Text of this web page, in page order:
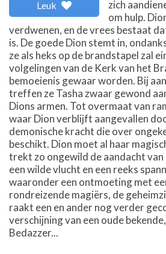
Leuk
zich
om hulp.
verdwenen, en de vrees bestaat
is. De goede Dion stemt in,
ze als heks op de brandstapel zal
volgelingen van de Kerk van het
bemoeienis gewaar worden. Bij
treffen ze Tasha zwaar gewond
Dions armen. Tot overmaat van
waar Dion verblijft aangevallen
demonische kracht die over
beschikt. Dion moet al haar
trekt zo ongewild de aandacht van
een wilde vlucht en een reeks
waaronder een ontmoeting met
rondreizende magiërs, de
raakt een en ander nog verder
verschijning van een oude
Bedazzer...